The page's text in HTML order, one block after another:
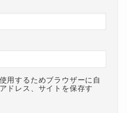
用するためブラウザーに自
ドレス、サイトを保存す